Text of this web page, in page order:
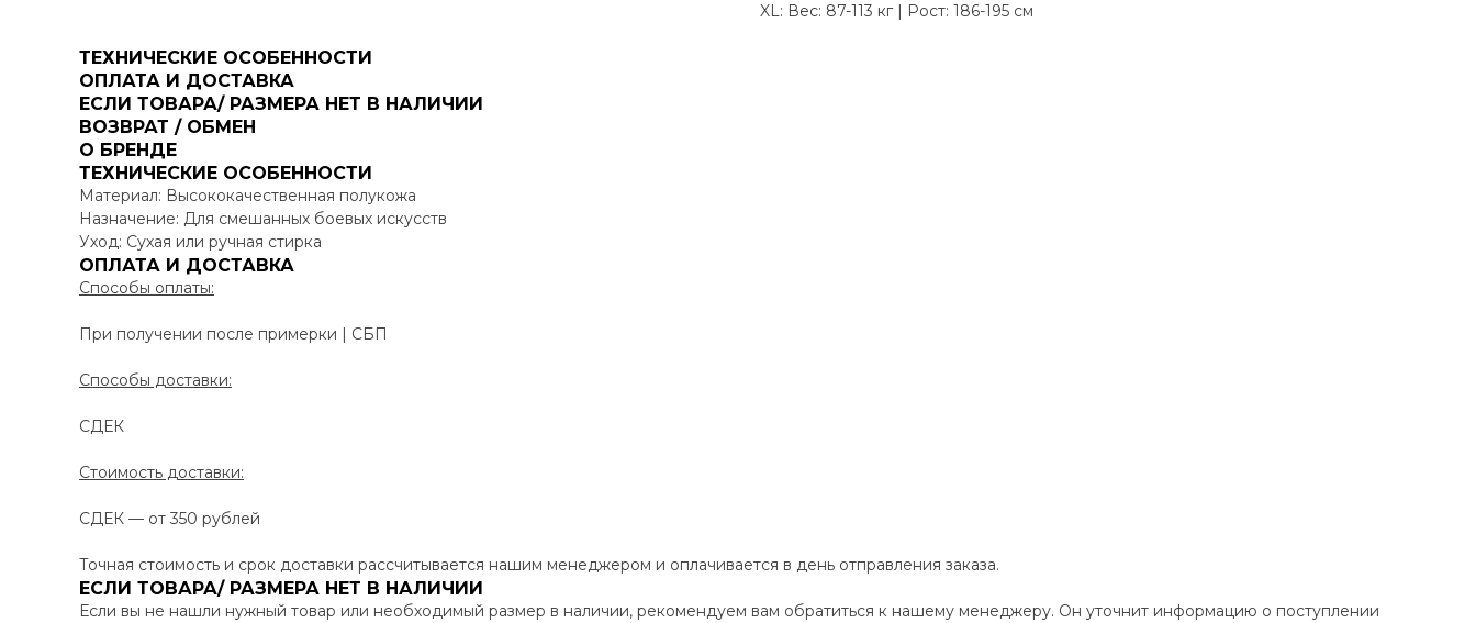
XL: Вес: 87-113 кг | Рост: 186-195 см
ТЕХНИЧЕСКИЕ ОСОБЕННОСТИ
ОПЛАТА И ДОСТАВКА
ЕСЛИ ТОВАРА/ РАЗМЕРА НЕТ В НАЛИЧИИ
ВОЗВРАТ / ОБМЕН
О БРЕНДЕ
ТЕХНИЧЕСКИЕ ОСОБЕННОСТИ
Материал: Высококачественная полукожа
Назначение: Для смешанных боевых искусств
Уход: Сухая или ручная стирка
ОПЛАТА И ДОСТАВКА
Способы оплаты:
При получении после примерки | СБП
Способы доставки:
СДЕК
Стоимость доставки:
СДЕК — от 350 рублей
Точная стоимость и срок доставки рассчитывается нашим менеджером и оплачивается в день отправления заказа.
ЕСЛИ ТОВАРА/ РАЗМЕРА НЕТ В НАЛИЧИИ
Если вы не нашли нужный товар или необходимый размер в наличии, рекомендуем вам обратиться к нашему менеджеру. Он уточнит информацию о поступлении